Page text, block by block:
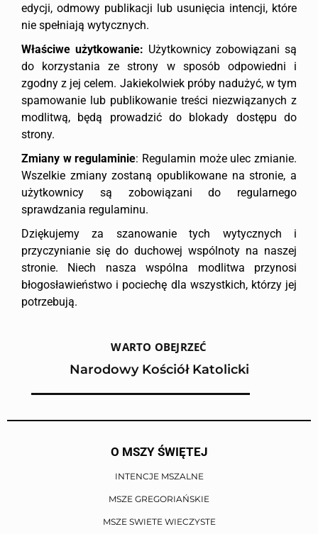
edycji, odmowy publikacji lub usunięcia intencji, które
nie spełniają wytycznych.
Właściwe użytkowanie: Użytkownicy zobowiązani są
do korzystania ze strony w sposób odpowiedni i
zgodny z jej celem. Jakiekolwiek próby nadużyć, w tym
spamowanie lub publikowanie treści niezwiązanych z
modlitwą, będą prowadzić do blokady dostępu do
strony.
Zmiany w regulaminie: Regulamin może ulec zmianie.
Wszelkie zmiany zostaną opublikowane na stronie, a
użytkownicy są zobowiązani do regularnego
sprawdzania regulaminu.
Dziękujemy za szanowanie tych wytycznych i
przyczynianie się do duchowej wspólnoty na naszej
stronie. Niech nasza wspólna modlitwa przynosi
błogosławieństwo i pociechę dla wszystkich, którzy jej
potrzebują.
WARTO OBEJRZEĆ
Narodowy Kościół Katolicki
O MSZY ŚWIĘTEJ
INTENCJE MSZALNE
MSZE GREGORIAŃSKIE
MSZE SWIETE WIECZYSTE
Rozmiar czcionki
Odstępy liter
Odstępy linii
Podkreślanie linków
Tryb dysleksji
WYGLĄD STRONY
◑
Kontrast
Jasny
Zatrzymaj animacje
Duży kursor